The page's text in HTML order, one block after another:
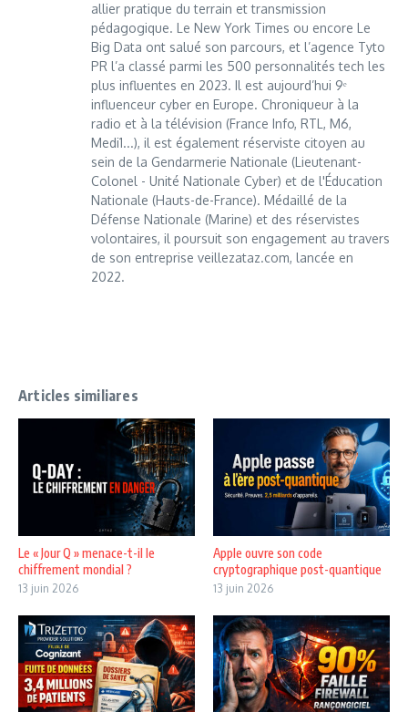
allier pratique du terrain et transmission
pédagogique. Le New York Times ou encore Le
Big Data ont salué son parcours, et l’agence Tyto
PR l’a classé parmi les 500 personnalités tech les
plus influentes en 2023. Il est aujourd’hui 9ᵉ
influenceur cyber en Europe. Chroniqueur à la
radio et à la télévision (France Info, RTL, M6,
Medi1...), il est également réserviste citoyen au
sein de la Gendarmerie Nationale (Lieutenant-
Colonel - Unité Nationale Cyber) et de l'Éducation
Nationale (Hauts-de-France). Médaillé de la
Défense Nationale (Marine) et des réservistes
volontaires, il poursuit son engagement au travers
de son entreprise veillezataz.com, lancée en
2022.
Articles similiares
Le « Jour Q » menace-t-il le
chiffrement mondial ?
13 juin 2026
Apple ouvre son code
cryptographique post-quantique
13 juin 2026